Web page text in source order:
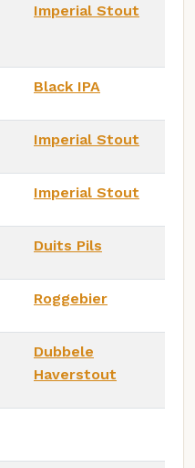
Imperial Stout
Black IPA
Imperial Stout
Imperial Stout
Duits Pils
Roggebier
Dubbele
Haverstout